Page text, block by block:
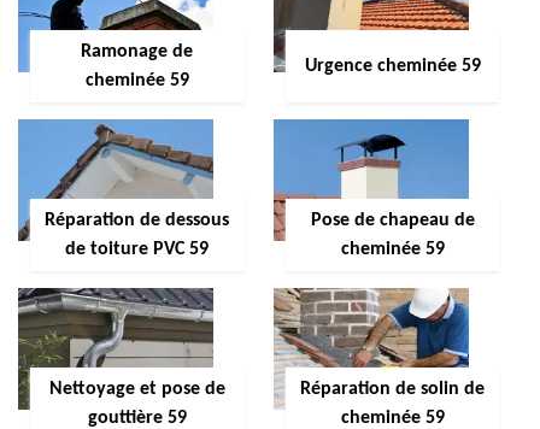
Ramonage de
cheminée 59
Urgence cheminée 59
Réparation de dessous
de toiture PVC 59
Pose de chapeau de
cheminée 59
Nettoyage et pose de
gouttière 59
Réparation de solin de
cheminée 59